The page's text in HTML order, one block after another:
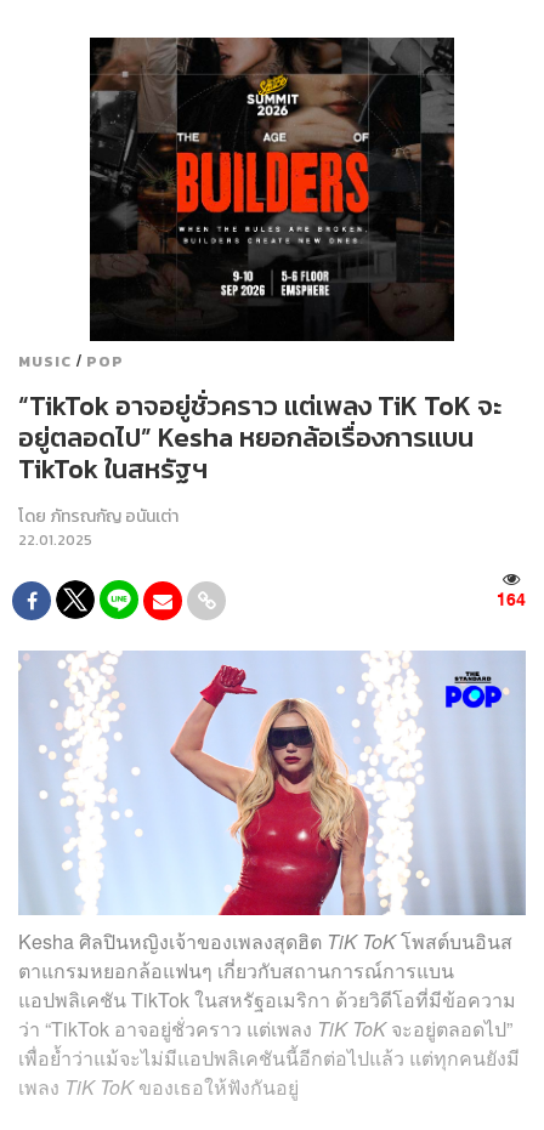
MUSIC / POP
“TikTok อาจอยู่ชั่วคราว แต่เพลง TiK ToK จะ
อยู่ตลอดไป” Kesha หยอกล้อเรื่องการแบน
TikTok ในสหรัฐฯ
โดย ภัทรณกัญ อนันเต่า
22.01.2025
164
Kesha ศิลปินหญิงเจ้าของเพลงสุดฮิต TiK ToKโพสต์บนอินส
ตาแกรมหยอกล้อแฟนๆ เกี่ยวกับสถานการณ์การแบน
แอปพลิเคชัน TikTok ในสหรัฐอเมริกา ด้วยวิดีโอที่มีข้อความ
ว่า “TikTok อาจอยู่ชั่วคราว แต่เพลง TiK ToKจะอยู่ตลอดไป”
เพื่อย้ำว่าแม้จะไม่มีแอปพลิเคชันนี้อีกต่อไปแล้ว แต่ทุกคนยังมี
เพลง TiK ToKของเธอให้ฟังกันอยู่